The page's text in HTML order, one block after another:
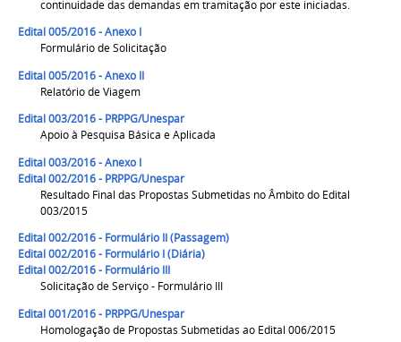
continuidade das demandas em tramitação por este iniciadas.
Edital 005/2016 - Anexo I
Formulário de Solicitação
Edital 005/2016 - Anexo II
Relatório de Viagem
Edital 003/2016 - PRPPG/Unespar
Apoio à Pesquisa Básica e Aplicada
Edital 003/2016 - Anexo I
Edital 002/2016 - PRPPG/Unespar
Resultado Final das Propostas Submetidas no Âmbito do Edital
003/2015
Edital 002/2016 - Formulário II (Passagem)
Edital 002/2016 - Formulário I (Diária)
Edital 002/2016 - Formulário III
Solicitação de Serviço - Formulário III
Edital 001/2016 - PRPPG/Unespar
Homologação de Propostas Submetidas ao Edital 006/2015